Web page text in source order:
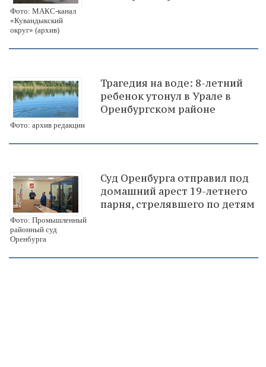
Фото: МАКС-канал
«Кувандыкский
округ» (архив)
Фото: архив редакции
Трагедия на воде: 8-летний
ребенок утонул в Урале в
Оренбургском районе
Фото: Промышленный
районный суд
Оренбурга
Суд Оренбурга отправил под
домашний арест 19-летнего
парня, стрелявшего по детям